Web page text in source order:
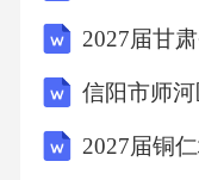
7 D.
86.方程为